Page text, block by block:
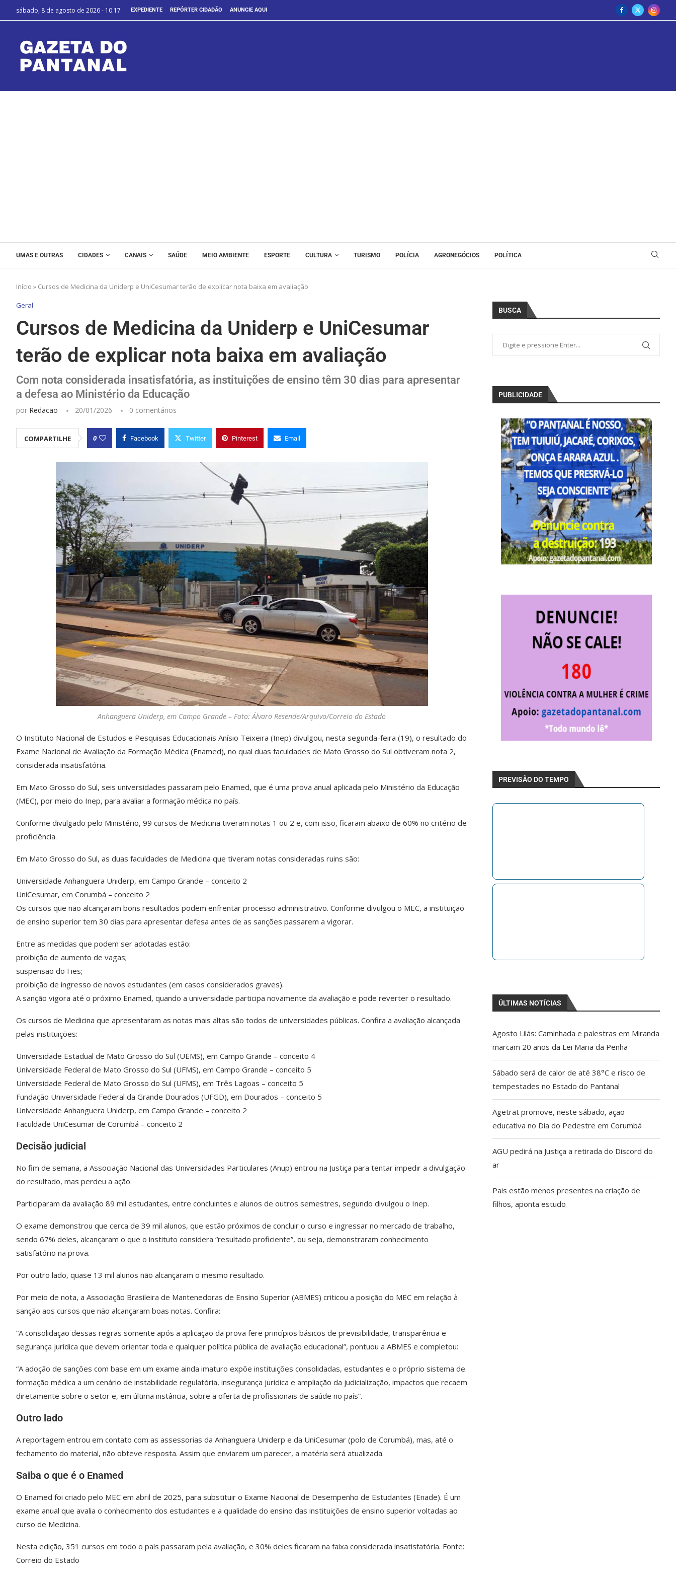
sábado, 8 de agosto de 2026 - 10:17 EXPEDIENTE REPÓRTER CIDADÃO ANUNCIE AQUI
UMAS E OUTRAS CIDADES CANAIS SAÚDE MEIO AMBIENTE ESPORTE CULTURA TURISMO POLÍCIA AGRONEGÓCIOS POLÍTICA
Início » Cursos de Medicina da Uniderp e UniCesumar terão de explicar nota baixa em avaliação
Geral
Cursos de Medicina da Uniderp e UniCesumar
terão de explicar nota baixa em avaliação
Com nota considerada insatisfatória, as instituições de ensino têm 30 dias para apresentar
a defesa ao Ministério da Educação
por Redacao 20/01/2026 0 comentários
COMPARTILHE 0 Facebook Twitter Pinterest Email
Anhanguera Uniderp, em Campo Grande – Foto: Álvaro Resende/Arquivo/Correio do Estado
O Instituto Nacional de Estudos e Pesquisas Educacionais Anísio Teixeira (Inep) divulgou, nesta segunda-feira (19), o resultado do
Exame Nacional de Avaliação da Formação Médica (Enamed), no qual duas faculdades de Mato Grosso do Sul obtiveram nota 2,
considerada insatisfatória.
Em Mato Grosso do Sul, seis universidades passaram pelo Enamed, que é uma prova anual aplicada pelo Ministério da Educação
(MEC), por meio do Inep, para avaliar a formação médica no país.
Conforme divulgado pelo Ministério, 99 cursos de Medicina tiveram notas 1 ou 2 e, com isso, ficaram abaixo de 60% no critério de
proficiência.
Em Mato Grosso do Sul, as duas faculdades de Medicina que tiveram notas consideradas ruins são:
Universidade Anhanguera Uniderp, em Campo Grande – conceito 2
UniCesumar, em Corumbá – conceito 2
Os cursos que não alcançaram bons resultados podem enfrentar processo administrativo. Conforme divulgou o MEC, a instituição
de ensino superior tem 30 dias para apresentar defesa antes de as sanções passarem a vigorar.
Entre as medidas que podem ser adotadas estão:
proibição de aumento de vagas;
suspensão do Fies;
proibição de ingresso de novos estudantes (em casos considerados graves).
A sanção vigora até o próximo Enamed, quando a universidade participa novamente da avaliação e pode reverter o resultado.
Os cursos de Medicina que apresentaram as notas mais altas são todos de universidades públicas. Confira a avaliação alcançada
pelas instituições:
Universidade Estadual de Mato Grosso do Sul (UEMS), em Campo Grande – conceito 4
Universidade Federal de Mato Grosso do Sul (UFMS), em Campo Grande – conceito 5
Universidade Federal de Mato Grosso do Sul (UFMS), em Três Lagoas – conceito 5
Fundação Universidade Federal da Grande Dourados (UFGD), em Dourados – conceito 5
Universidade Anhanguera Uniderp, em Campo Grande – conceito 2
Faculdade UniCesumar de Corumbá – conceito 2
Decisão judicial
No fim de semana, a Associação Nacional das Universidades Particulares (Anup) entrou na Justiça para tentar impedir a divulgação
do resultado, mas perdeu a ação.
Participaram da avaliação 89 mil estudantes, entre concluintes e alunos de outros semestres, segundo divulgou o Inep.
O exame demonstrou que cerca de 39 mil alunos, que estão próximos de concluir o curso e ingressar no mercado de trabalho,
sendo 67% deles, alcançaram o que o instituto considera “resultado proficiente”, ou seja, demonstraram conhecimento
satisfatório na prova.
Por outro lado, quase 13 mil alunos não alcançaram o mesmo resultado.
Por meio de nota, a Associação Brasileira de Mantenedoras de Ensino Superior (ABMES) criticou a posição do MEC em relação à
sanção aos cursos que não alcançaram boas notas. Confira:
“A consolidação dessas regras somente após a aplicação da prova fere princípios básicos de previsibilidade, transparência e
segurança jurídica que devem orientar toda e qualquer política pública de avaliação educacional”, pontuou a ABMES e completou:
“A adoção de sanções com base em um exame ainda imaturo expõe instituições consolidadas, estudantes e o próprio sistema de
formação médica a um cenário de instabilidade regulatória, insegurança jurídica e ampliação da judicialização, impactos que recaem
diretamente sobre o setor e, em última instância, sobre a oferta de profissionais de saúde no país”.
Outro lado
A reportagem entrou em contato com as assessorias da Anhanguera Uniderp e da UniCesumar (polo de Corumbá), mas, até o
fechamento do material, não obteve resposta. Assim que enviarem um parecer, a matéria será atualizada.
Saiba o que é o Enamed
O Enamed foi criado pelo MEC em abril de 2025, para substituir o Exame Nacional de Desempenho de Estudantes (Enade). É um
exame anual que avalia o conhecimento dos estudantes e a qualidade do ensino das instituições de ensino superior voltadas ao
curso de Medicina.
Nesta edição, 351 cursos em todo o país passaram pela avaliação, e 30% deles ficaram na faixa considerada insatisfatória. Fonte:
Correio do Estado
BUSCA
PUBLICIDADE
PREVISÃO DO TEMPO
ÚLTIMAS NOTÍCIAS
Agosto Lilás: Caminhada e palestras em Miranda
marcam 20 anos da Lei Maria da Penha
Sábado será de calor de até 38°C e risco de
tempestades no Estado do Pantanal
Agetrat promove, neste sábado, ação
educativa no Dia do Pedestre em Corumbá
AGU pedirá na Justiça a retirada do Discord do
ar
Pais estão menos presentes na criação de
filhos, aponta estudo